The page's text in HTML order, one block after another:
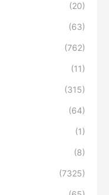
(20)
(63)
(762)
(11)
(315)
(64)
(1)
(8)
(7325)